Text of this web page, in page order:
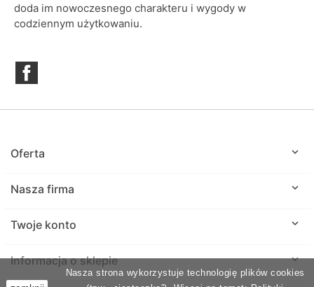
doda im nowoczesnego charakteru i wygody w
codziennym użytkowaniu.
Oferta 
Nasza firma 
Twoje konto 
Informacja o sklepie keyboard_arrow_down
Nasza strona wykorzystuje technologię plików cookies